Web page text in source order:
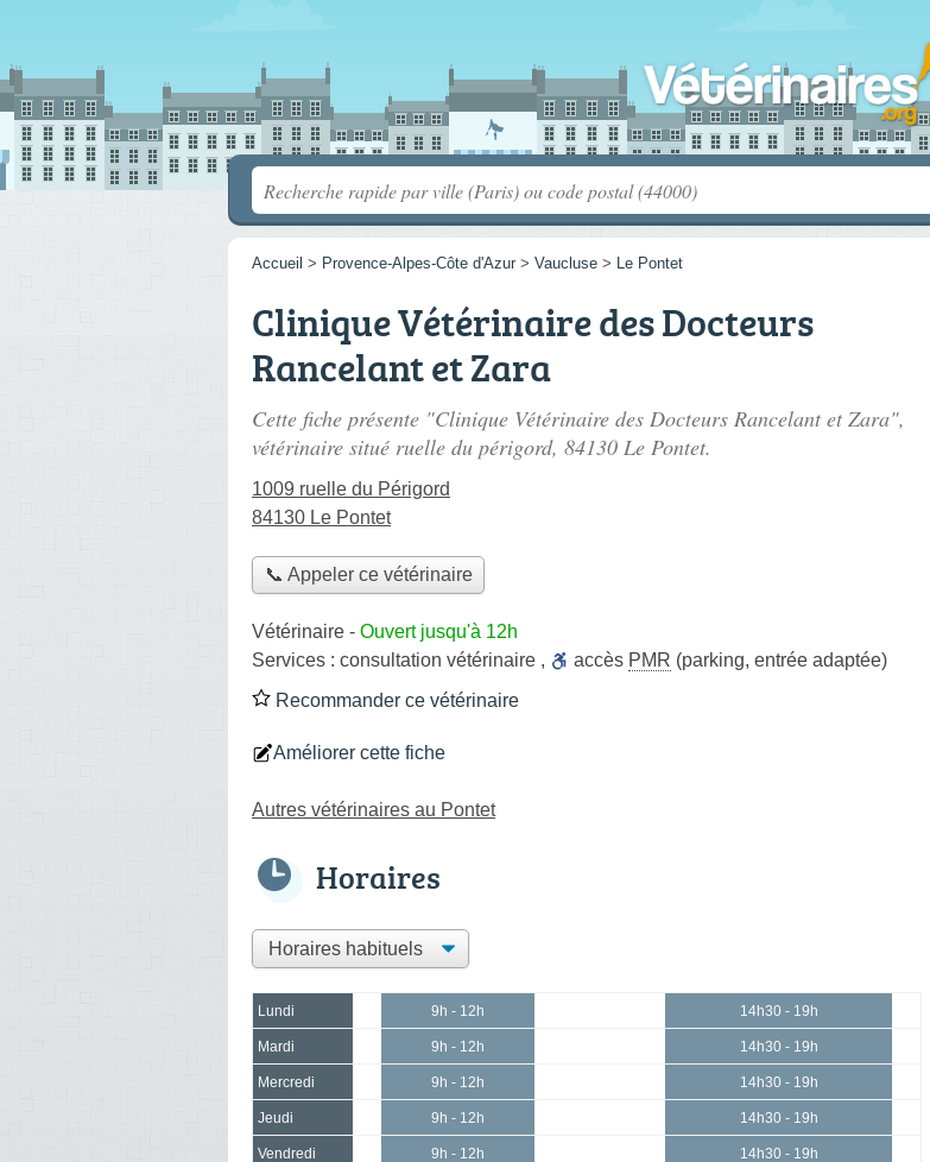
Accueil > Provence-Alpes-Côte d'Azur > Vaucluse > Le Pontet
Clinique Vétérinaire des Docteurs
Rancelant et Zara
Cette fiche présente "Clinique Vétérinaire des Docteurs Rancelant et Zara",
vétérinaire situé ruelle du périgord, 84130 Le Pontet.
1009 ruelle du Périgord
84130 Le Pontet
📞 Appeler ce vétérinaire
Vétérinaire - Ouvert jusqu'à 12h
Services : consultation vétérinaire , accès PMR (parking, entrée adaptée)
Recommander ce vétérinaire
Améliorer cette fiche
Autres vétérinaires au Pontet
Horaires
Lundi 9h - 12h 14h30 - 19h
Mardi 9h - 12h 14h30 - 19h
Mercredi 9h - 12h 14h30 - 19h
Jeudi 9h - 12h 14h30 - 19h
Vendredi 9h - 12h 14h30 - 19h